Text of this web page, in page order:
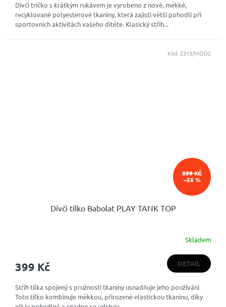
Dívčí tričko s krátkým rukávem je vyrobeno z nové, měkké,
recyklované polyesterové tkaniny, která zajistí větší pohodlí při
sportovních aktivitách vašeho dítěte. Klasický střih...
899 KČ
–55 %
Dívčí tílko Babolat PLAY TANK TOP
Skladem
399 Kč DETAIL
Střih tílka spojený s pružností tkaniny usnadňuje jeho používání
Toto tílko kombinuje měkkou, přirozeně elastickou tkaninu, díky
Kód: 2313/MOD2